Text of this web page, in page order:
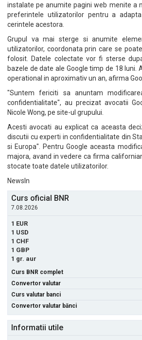
instalate pe anumite pagini web menite a
preferintele utilizatorilor pentru a
cerintele acestora.
Grupul va mai sterge si anumite
utilizatorilor, coordonata prin care se
folosit. Datele colectate vor fi sterse
bazele de date ale Google timp de 18 luni.
operational in aproximativ un an, afirma
"Suntem fericiti sa anuntam
confidentialitate", au precizat avocatii
Nicole Wong, pe site-ul grupului.
Acesti avocati au explicat ca aceasta
discutii cu experti in confidentialitate din
si Europa". Pentru Google aceasta
majora, avand in vedere ca firma
stocate toate datele utilizatorilor.
NewsIn
Curs oficial BNR
7.08.2026
1 EUR
1 USD
1 CHF
1 GBP
1 gr. aur
Curs BNR complet
Convertor valutar
Curs valutar banci
Convertor valutar bănci
Informatii utile